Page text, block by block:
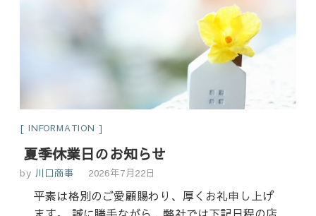
INFORMATION
夏季休業日のお知らせ
by 川口商事 2026年7月22日
平素は格別のご愛顧賜わり、厚くお礼申し上げ